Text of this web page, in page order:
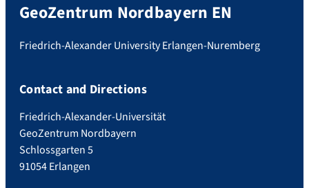
GeoZentrum Nordbayern EN
Friedrich-Alexander University Erlangen-Nuremberg
Contact and Directions
Friedrich-Alexander-Universität
GeoZentrum Nordbayern
Schlossgarten 5
91054 Erlangen